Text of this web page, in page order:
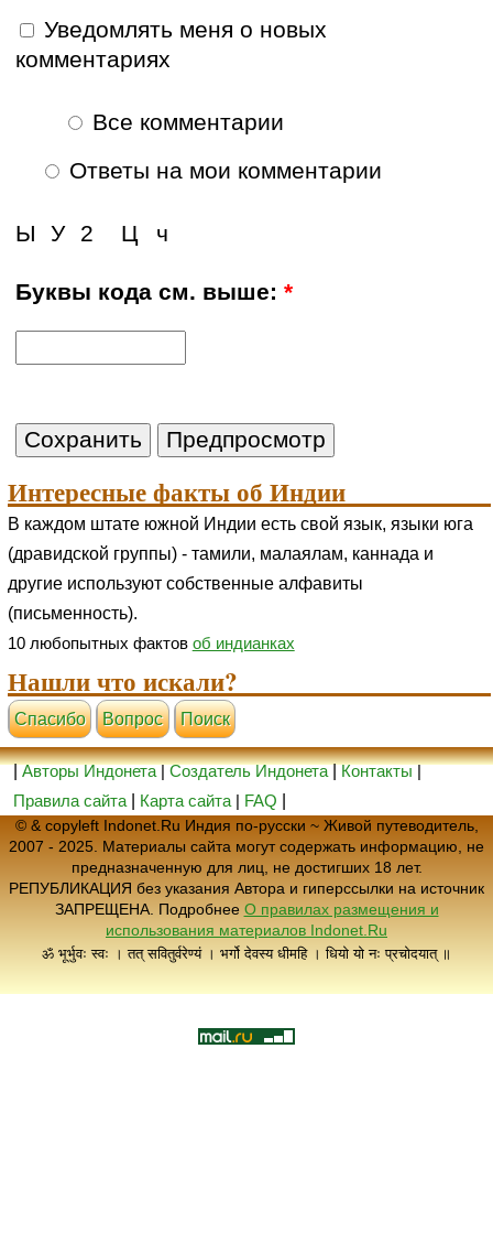
Уведомлять меня о новых
комментариях
Все комментарии
Ответы на мои комментарии
ч
Ц
У 2
Ы
Буквы кода см. выше:*
Интересные факты об Индии
В каждом штате южной Индии есть свой язык, языки юга
(дравидской группы) - тамили, малаялам, каннада и
другие используют собственные алфавиты
(письменность).
10 любопытных фактов об индианках
Нашли что искали?
Cпасибо Вопрос Поиск
|Авторы Индонета|Создатель Индонета|Контакты|
Правила сайта
Карта сайта | FAQ
© & copyleft Indonet.Ru Индия по-русски ~ Живой путеводитель,
2007 - 2025. Материалы сайта могут содержать информацию, не
предназначенную для лиц, не достигших 18 лет.
РЕПУБЛИКАЦИЯ без указания Автора и гиперссылки на источник
ЗАПРЕЩЕНА. Подробнее О правилах размещения и
использования материалов Indonet.Ru
ॐ भूर्भुवः स्वः । तत् सवितुर्वरेण्यं । भर्गो देवस्य धीमहि । धियो यो नः प्रचोदयात् ॥